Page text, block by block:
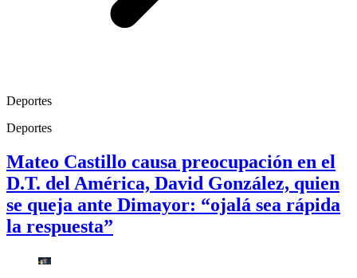
Deportes
Deportes
Mateo Castillo causa preocupación en el
D.T. del América, David González, quien
se queja ante Dimayor: “ojalá sea rápida
la respuesta”